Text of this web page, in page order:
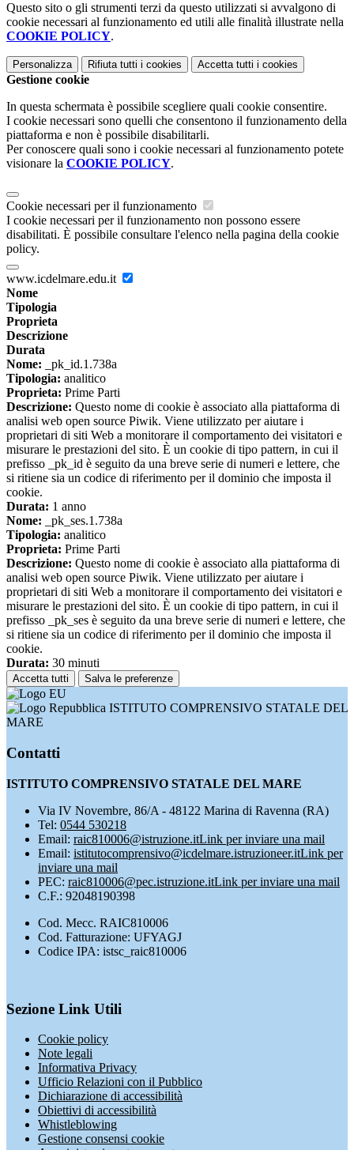
Questo sito o gli strumenti terzi da questo utilizzati si avvalgono di
cookie necessari al funzionamento ed utili alle finalità illustrate nella
COOKIE POLICY.
Personalizza Rifiuta tutti i cookies Accetta tutti i cookies
Gestione cookie
In questa schermata è possibile scegliere quali cookie consentire.
I cookie necessari sono quelli che consentono il funzionamento della
piattaforma e non è possibile disabilitarli.
Per conoscere quali sono i cookie necessari al funzionamento potete
visionare la COOKIE POLICY.
Cookie necessari per il funzionamento
I cookie necessari per il funzionamento non possono essere
disabilitati. È possibile consultare l'elenco nella pagina della cookie
policy.
www.icdelmare.edu.it
Nome
Tipologia
Proprieta
Descrizione
Durata
Nome: _pk_id.1.738a
Tipologia: analitico
Proprieta: Prime Parti
Descrizione: Questo nome di cookie è associato alla piattaforma di
analisi web open source Piwik. Viene utilizzato per aiutare i
proprietari di siti Web a monitorare il comportamento dei visitatori e
misurare le prestazioni del sito. È un cookie di tipo pattern, in cui il
prefisso _pk_id è seguito da una breve serie di numeri e lettere, che
si ritiene sia un codice di riferimento per il dominio che imposta il
cookie.
Durata: 1 anno
Nome: _pk_ses.1.738a
Tipologia: analitico
Proprieta: Prime Parti
Descrizione: Questo nome di cookie è associato alla piattaforma di
analisi web open source Piwik. Viene utilizzato per aiutare i
proprietari di siti Web a monitorare il comportamento dei visitatori e
misurare le prestazioni del sito. È un cookie di tipo pattern, in cui il
prefisso _pk_ses è seguito da una breve serie di numeri e lettere, che
si ritiene sia un codice di riferimento per il dominio che imposta il
cookie.
Durata: 30 minuti
Accetta tutti Salva le preferenze
ISTITUTO COMPRENSIVO STATALE DEL
MARE
Contatti
ISTITUTO COMPRENSIVO STATALE DEL MARE
Via IV Novembre, 86/A - 48122 Marina di Ravenna (RA)
Tel: 0544 530218
Email: raic810006@istruzione.itLink per inviare una mail
Email: istitutocomprensivo@icdelmare.istruzioneer.itLink per
inviare una mail
PEC: raic810006@pec.istruzione.itLink per inviare una mail
C.F.: 92048190398
Cod. Mecc. RAIC810006
Cod. Fatturazione: UFYAGJ
Codice IPA: istsc_raic810006
Sezione Link Utili
Cookie policy
Note legali
Informativa Privacy
Ufficio Relazioni con il Pubblico
Dichiarazione di accessibilità
Obiettivi di accessibilità
Whistleblowing
Gestione consensi cookie